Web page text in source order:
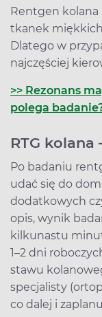
Rentgen kolana
tkanek
Dlatego w
najczęściej
>> Rezonans
polega
RTG kolana
Po badaniu
udać się do
dodatkowych
opis, wynik
kilkunastu
1–2 dni
stawu
specjalisty
co dalej i